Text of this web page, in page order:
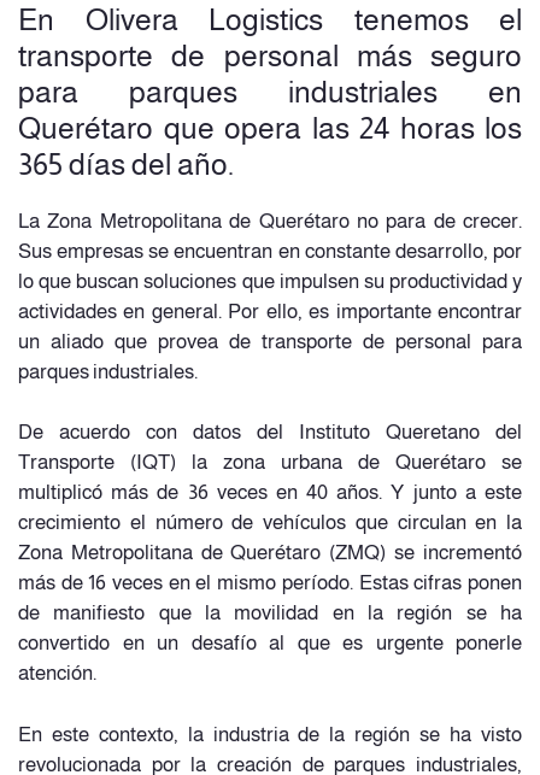
En Olivera Logistics tenemos el
transporte de personal más seguro
para parques industriales en
Querétaro que opera las 24 horas los
365 días del año.
La Zona Metropolitana de Querétaro no para de crecer.
Sus empresas se encuentran en constante desarrollo, por
lo que buscan soluciones que impulsen su productividad y
actividades en general. Por ello, es importante encontrar
un aliado que provea de transporte de personal para
parques industriales.
De acuerdo con datos del Instituto Queretano del
Transporte (IQT) la zona urbana de Querétaro se
multiplicó más de 36 veces en 40 años. Y junto a este
crecimiento el número de vehículos que circulan en la
Zona Metropolitana de Querétaro (ZMQ) se incrementó
más de 16 veces en el mismo período. Estas cifras ponen
de manifiesto que la movilidad en la región se ha
convertido en un desafío al que es urgente ponerle
atención.
En este contexto, la industria de la región se ha visto
revolucionada por la creación de parques industriales,